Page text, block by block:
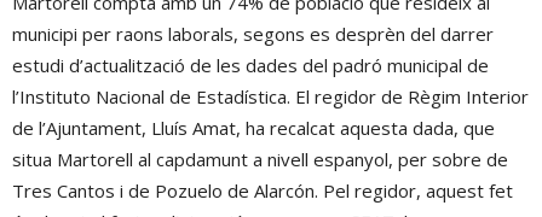
municipi per raons laborals, segons es desprèn del darrer
estudi d’actualització de les dades del padró municipal de
l’Instituto Nacional de Estadística. El regidor de Règim Interior
de l’Ajuntament, Lluís Amat, ha recalcat aquesta dada, que
situa Martorell al capdamunt a nivell espanyol, per sobre de
Tres Cantos i de Pozuelo de Alarcón. Pel regidor, aquest fet